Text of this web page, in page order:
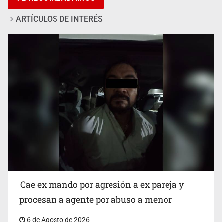
Que el IPEJAL encabece la lista de deudores en Jalisco
es un “foco rojo” de gran magnitud: Economista
ARTÍCULOS DE INTERÉS
Cae ex mando por agresión a ex pareja y
procesan a agente por abuso a menor
6 de Agosto de 2026